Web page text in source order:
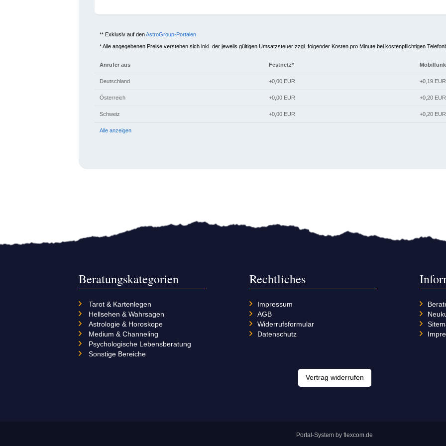
** Exklusiv auf denAstroGroup-Portalen
* Alle angegebenen Preise verstehen sich inkl. der jeweils gültigen Umsatzsteuer zzgl. folgender Kosten pro Minute bei kostenpflichtigen
Anrufer aus Festnetz*
Deutschland +0,00 EUR +0,19 EUR
Österreich +0,00 EUR +0,20 EUR
Schweiz +0,00 EUR +0,20 EUR
Alle anzeigen
Beratungskategorien
Tarot & Kartenlegen
Hellsehen & Wahrsagen
Astrologie & Horoskope
Medium & Channeling
Psychologische Lebensberatung
Sonstige Bereiche
Rechtliches
Impressum
AGB
Widerrufsformular
Datenschutz
Vertrag widerrufen
Portal-System by flexcom.de